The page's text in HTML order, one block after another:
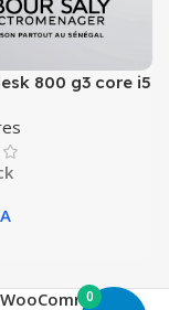
800 g3 core i5
WooCommerce
0